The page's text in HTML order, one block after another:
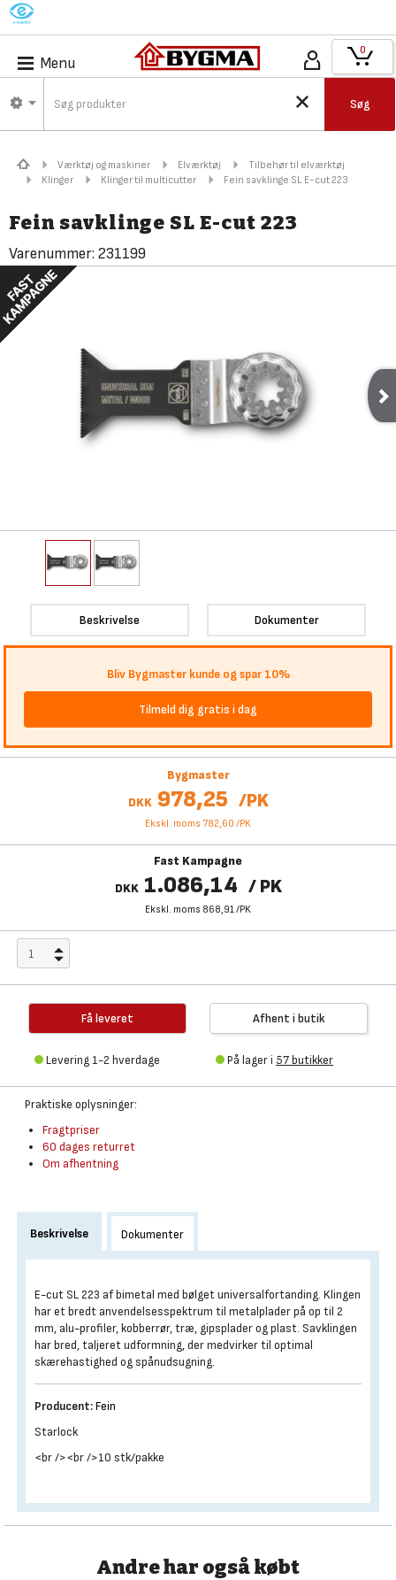
M
Menu
Søg
0
Værktøj og maskiner Elværktøj
Tilbehør til elværktøj
Klinger
Klinger til multicutter Fein savklinge SL E-cut 223
Fein savklinge SL E-cut 223
Varenummer: 231199
Beskrivelse Dokumenter
Bliv Bygmaster kunde og spar 10%
Tilmeld dig gratis i dag
Bygmaster
DKK 978,25 /PK
Ekskl. moms 782,60 /PK
Fast Kampagne
DKK 1.086,14 / PK
Ekskl. moms 868,91/PK
Få leveret
Levering 1-2 hverdage
Afhent i butik
På lager i 57 butikker
Praktiske oplysninger:
Fragtpriser
60 dages returret
Om afhentning
Beskrivelse Dokumenter
E-cut SL 223 af bimetal med bølget universalfortanding. Klingen
har et bredt anvendelsesspektrum til metalplader på op til 2
mm, alu-profiler, kobberrør, træ, gipsplader og plast. Savklingen
har bred, taljeret udformning, der medvirker til optimal
skærehastighed og spånudsugning.
Producent:Fein
Starlock
<br /><br />10 stk/pakke
Andre har også købt